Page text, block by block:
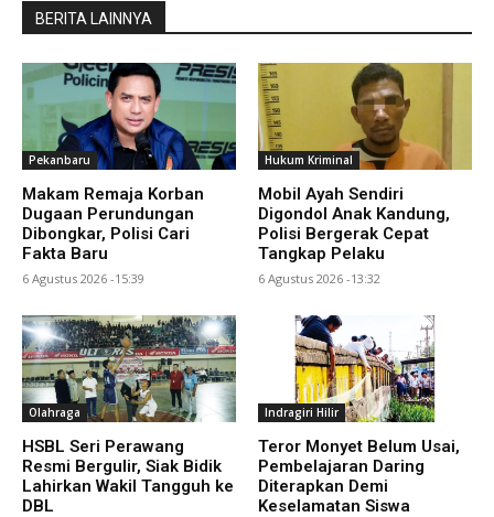
BERITA LAINNYA
Pekanbaru
Makam Remaja Korban
Dugaan Perundungan
Dibongkar, Polisi Cari
Fakta Baru
6 Agustus 2026 -15:39
Hukum Kriminal
Mobil Ayah Sendiri
Digondol Anak Kandung,
Polisi Bergerak Cepat
Tangkap Pelaku
6 Agustus 2026 -13:32
Olahraga
HSBL Seri Perawang
Resmi Bergulir, Siak Bidik
Lahirkan Wakil Tangguh ke
DBL
Indragiri Hilir
Teror Monyet Belum Usai,
Pembelajaran Daring
Diterapkan Demi
Keselamatan Siswa